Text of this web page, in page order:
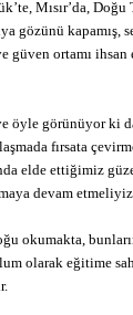
Mısır’da,
gözünü kapamış,
güven ortamı ihsan
görünüyor ki
fırsata
elde ettiğimiz
devam etmeliyiz.
okumakta,
olarak eğitime